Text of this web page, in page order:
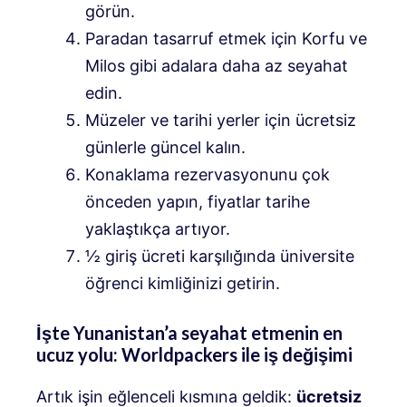
görün.
Paradan tasarruf etmek için Korfu ve
Milos gibi adalara daha az seyahat
edin.
Müzeler ve tarihi yerler için ücretsiz
günlerle güncel kalın.
Konaklama rezervasyonunu çok
önceden yapın, fiyatlar tarihe
yaklaştıkça artıyor.
½ giriş ücreti karşılığında üniversite
öğrenci kimliğinizi getirin.
İşte Yunanistan’a seyahat etmenin en
ucuz yolu: Worldpackers ile iş değişimi
Artık işin eğlenceli kısmına geldik: ücretsiz